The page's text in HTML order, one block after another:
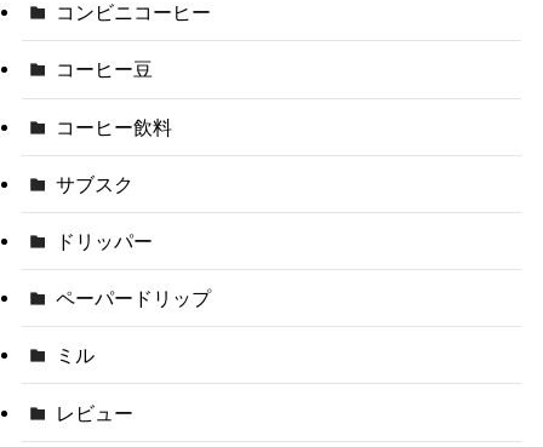
コンビニコーヒー
コーヒー豆
コーヒー飲料
サブスク
ドリッパー
ペーパードリップ
ミル
レビュー